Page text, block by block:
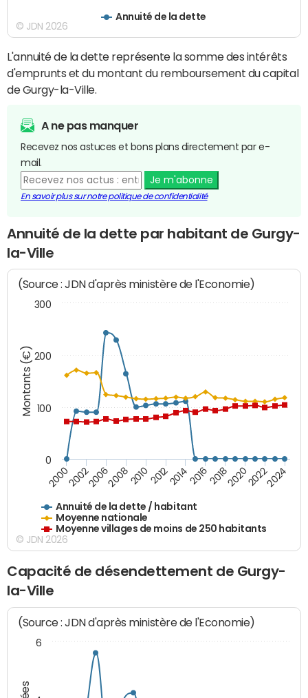
Annuité de la dette
© JDN 2026
L'annuité de la dette représente la somme des intérêts
d'emprunts et du montant du remboursement du capital
de Gurgy-la-Ville.
A ne pas manquer
Recevez nos astuces et bons plans directement par e-
mail.
Je m'abonne
En savoir plus sur notre politique de confidentialité
Annuité de la dette par habitant de Gurgy-
la-Ville
Montants (€)
(Source : JDN d'après ministère de l'Economie)
Annuité de la dette / habitant
Moyenne nationale
Moyenne villages de moins de 250 habitants
200020022006200820102012201420162018202020222024
0
100
200
300
© JDN 2026
Capacité de désendettement de Gurgy-
la-Ville
(Source : JDN d'après ministère de l'Economie)
6